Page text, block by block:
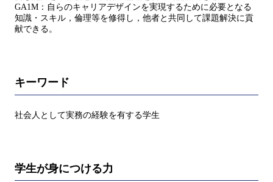
GA1M：自らのキャリアデザインを実現するために必要となる
知識・スキル，倫理等を修得し，他者と共同して課題解決に貢
献できる。
キーワード
社会人として実務の経験を有する学生
学生が身につける力